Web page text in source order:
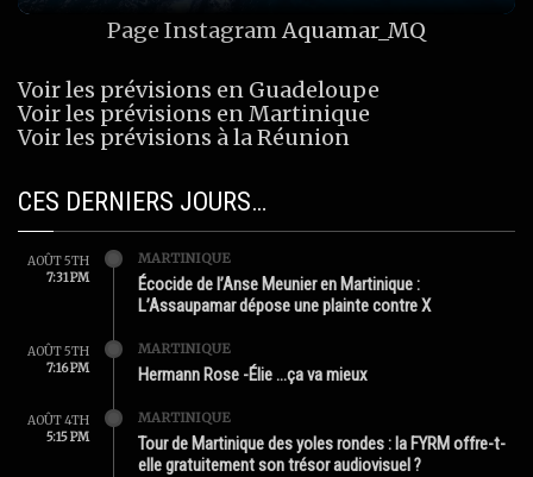
Page InstagramAquamar_MQ
Voir les prévisions en Guadeloupe
Voir les prévisions en Martinique
Voir les prévisions à la Réunion
CES DERNIERS JOURS…
AOÛT 5TH
7:31 PM
MARTINIQUE
Écocide de l’Anse Meunier en Martinique :
L’Assaupamar dépose une plainte contre X
AOÛT 5TH
7:16 PM
MARTINIQUE
Hermann Rose -Élie …ça va mieux
AOÛT 4TH
5:15 PM
MARTINIQUE
Tour de Martinique des yoles rondes : la FYRM offre-t-
elle gratuitement son trésor audiovisuel ?